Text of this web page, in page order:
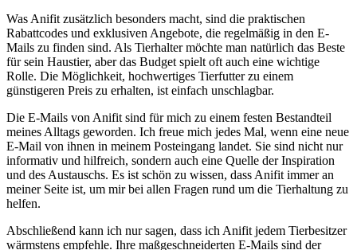
Was⁤ Anifit zusätzlich besonders macht, sind die praktischen
Rabattcodes und exklusiven Angebote, die regelmäßig in ⁢den E-
Mails⁢ zu finden sind. Als Tierhalter möchte man⁤ natürlich‌ das Beste
‍für sein Haustier, aber das Budget⁢ spielt oft auch eine wichtige
Rolle. Die Möglichkeit, hochwertiges Tierfutter zu einem
günstigeren Preis zu erhalten, ist einfach unschlagbar.
Die E-Mails von Anifit sind für mich zu ‌einem festen Bestandteil
meines​ Alltags geworden. Ich freue ‍mich jedes Mal, ⁣wenn eine neue
E-Mail von ihnen in meinem Posteingang landet. Sie⁤ sind nicht nur
informativ und hilfreich, sondern auch eine Quelle ⁤der Inspiration
und des Austauschs. Es ist schön zu wissen, dass ⁣Anifit⁣ immer an
meiner Seite ist, um mir bei allen Fragen rund⁢ um die Tierhaltung zu
helfen.
Abschließend kann ich nur sagen, dass ich Anifit jedem Tierbesitzer
wärmstens empfehle. Ihre maßgeschneiderten E-Mails sind der